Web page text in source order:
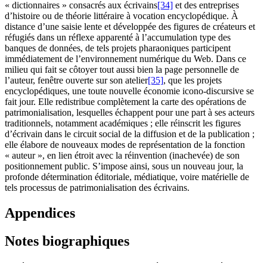
« dictionnaires » consacrés aux écrivains[34] et des entreprises
d’histoire ou de théorie littéraire à vocation encyclopédique. À
distance d’une saisie lente et développée des figures de créateurs et
réfugiés dans un réflexe apparenté à l’accumulation type des
banques de données, de tels projets pharaoniques participent
immédiatement de l’environnement numérique du Web. Dans ce
milieu qui fait se côtoyer tout aussi bien la page personnelle de
l’auteur, fenêtre ouverte sur son atelier[35], que les projets
encyclopédiques, une toute nouvelle économie icono-discursive se
fait jour. Elle redistribue complètement la carte des opérations de
patrimonialisation, lesquelles échappent pour une part à ses acteurs
traditionnels, notamment académiques ; elle réinscrit les figures
d’écrivain dans le circuit social de la diffusion et de la publication ;
elle élabore de nouveaux modes de représentation de la fonction
« auteur », en lien étroit avec la réinvention (inachevée) de son
positionnement public. S’impose ainsi, sous un nouveau jour, la
profonde détermination éditoriale, médiatique, voire matérielle de
tels processus de patrimonialisation des écrivains.
Appendices
Notes biographiques